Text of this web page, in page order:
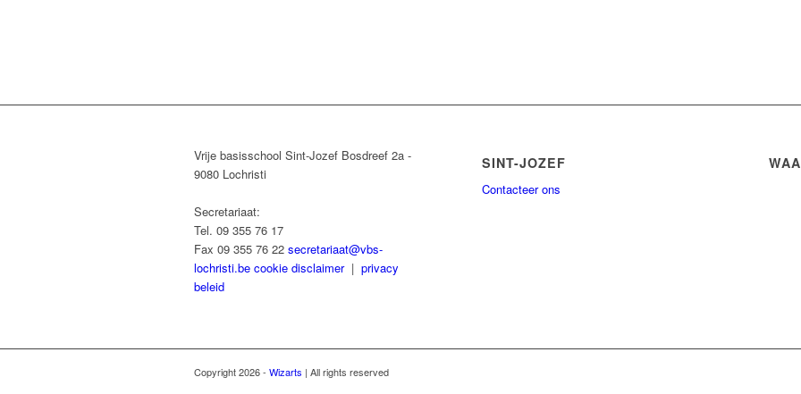
Vrije basisschool Sint-Jozef Bosdreef 2a -
9080 Lochristi
Secretariaat:
Tel. 09 355 76 17
Fax 09 355 76 22 secretariaat@vbs-
lochristi.be cookie disclaimer| privacy
beleid
SINT-JOZEF
Contacteer ons
Copyright 2026 - Wizarts | All rights reserved